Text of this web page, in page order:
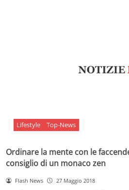
Lifestyle Top-News
Ordinare la mente con le
consiglio di un monaco zen
Flash News 27 Maggio 2018